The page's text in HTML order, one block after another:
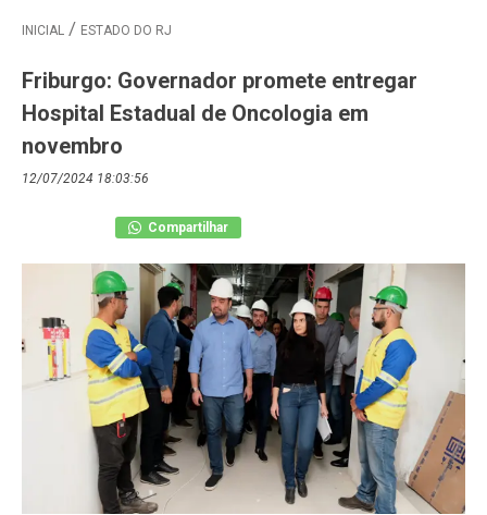
INICIAL ESTADO DO RJ
Friburgo: Governador promete entregar
Hospital Estadual de Oncologia em
novembro
12/07/2024 18:03:56
Compartilhar